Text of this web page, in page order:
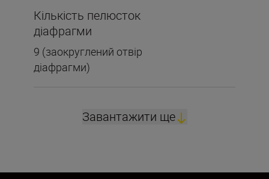
Кількість пелюсток
діафрагми
9 (заокруглений отвір
діафрагми)
Завантажити ще